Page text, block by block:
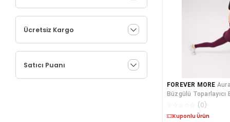
Ücretsiz Kargo
Satıcı Puanı
FOREVER MORE
Büzgülü Toparlayıcı
Bel Dikişsiz Tayt
(0)
Kuponlu Ürün